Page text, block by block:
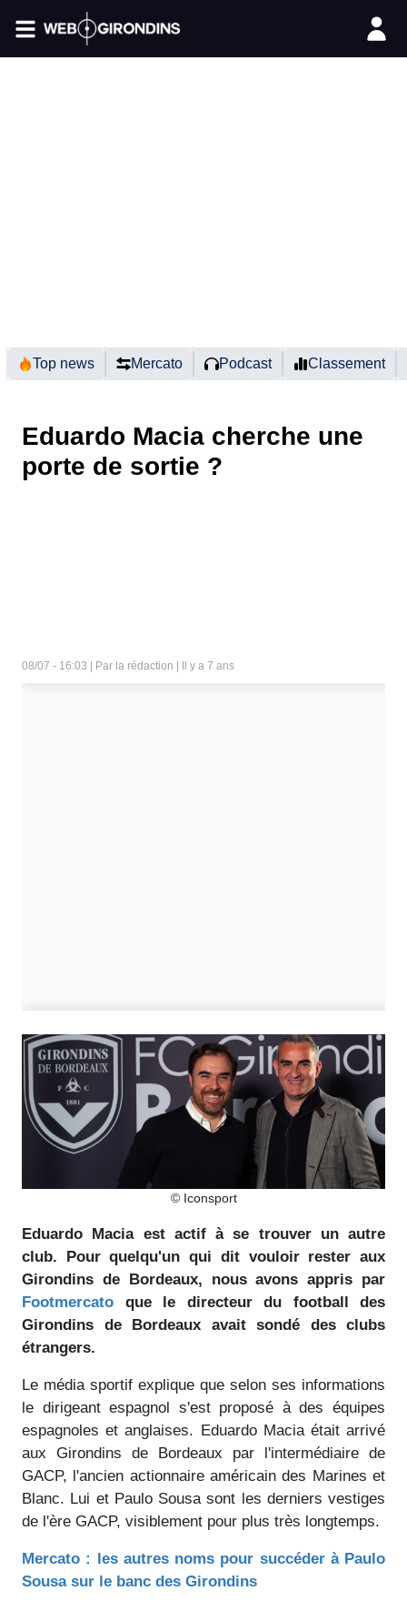
Top news Mercato Podcast Classement
Eduardo Macia cherche une
porte de sortie ?
08/07 - 16:03 | Par la rédaction | Il y a 7 ans
© Iconsport
Eduardo Macia est actif à se trouver un autre
club. Pour quelqu'un qui dit vouloir rester aux
Girondins de Bordeaux, nous avons appris par
Footmercato que le directeur du football des
Girondins de Bordeaux avait sondé des clubs
étrangers.
Le média sportif explique que selon ses informations
le dirigeant espagnol s'est proposé à des équipes
espagnoles et anglaises. Eduardo Macia était arrivé
aux Girondins de Bordeaux par l'intermédiaire de
GACP, l'ancien actionnaire américain des Marines et
Blanc. Lui et Paulo Sousa sont les derniers vestiges
de l'ère GACP, visiblement pour plus très longtemps.
Mercato : les autres noms pour succéder à Paulo
Sousa sur le banc des Girondins